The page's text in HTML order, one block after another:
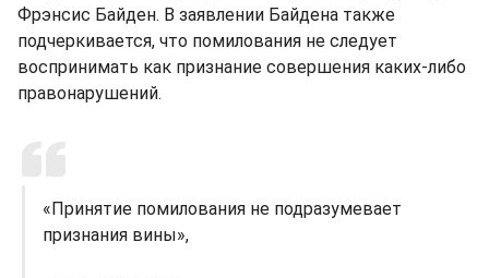
Фрэнсис Байден. В заявлении Байдена также
подчеркивается, что помилования не следует
воспринимать как признание совершения каких-либо
правонарушений.
«Принятие помилования не подразумевает
признания вины»,